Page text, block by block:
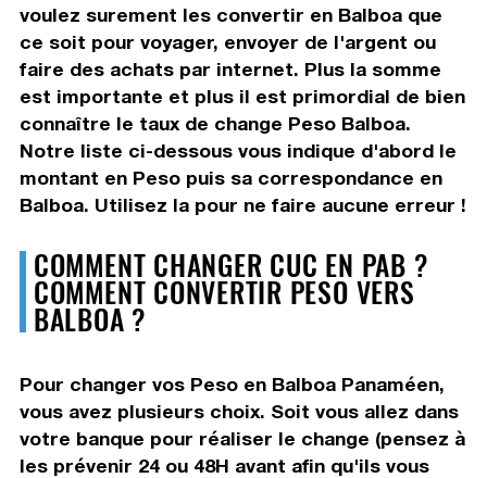
voulez surement les convertir en Balboa que
ce soit pour voyager, envoyer de l'argent ou
faire des achats par internet. Plus la somme
est importante et plus il est primordial de bien
connaître le taux de change Peso Balboa.
Notre liste ci-dessous vous indique d'abord le
montant en Peso puis sa correspondance en
Balboa. Utilisez la pour ne faire aucune erreur !
COMMENT CHANGER CUC EN PAB ?
COMMENT CONVERTIR PESO VERS
BALBOA ?
Pour changer vos Peso en Balboa Panaméen,
vous avez plusieurs choix. Soit vous allez dans
votre banque pour réaliser le change (pensez à
les prévenir 24 ou 48H avant afin qu'ils vous